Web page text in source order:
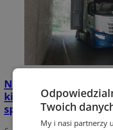
Nietypowa akcja w
kierowca ciężarówki
spod wiaduktów
Twoich
My i nasi partnerzy